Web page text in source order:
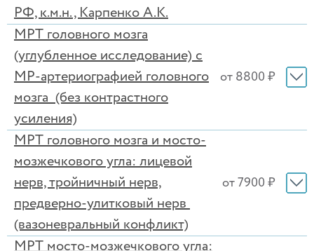
РФ, к.м.н., Карпенко А.К.
МРТ головного мозга
(углубленное исследование) с
МР-артериографией головного
мозга (без контрастного
усиления)
от 8800 ₽
МРТ головного мозга и мосто-
мозжечкового угла: лицевой
нерв, тройничный нерв,
предверно-улитковый нерв
(вазоневральный конфликт)
от 7900 ₽
МРТ мосто-мозжечкового угла: